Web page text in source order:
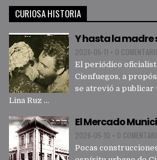
CURIOSA HISTORIA
Y hasta la madre
2026-05-11 • 0
El periódico
Cienfuegos, a
se atrevió a publicar
Lina Ruz ...
El Mercado
2026-05-10 • 0
Pocas